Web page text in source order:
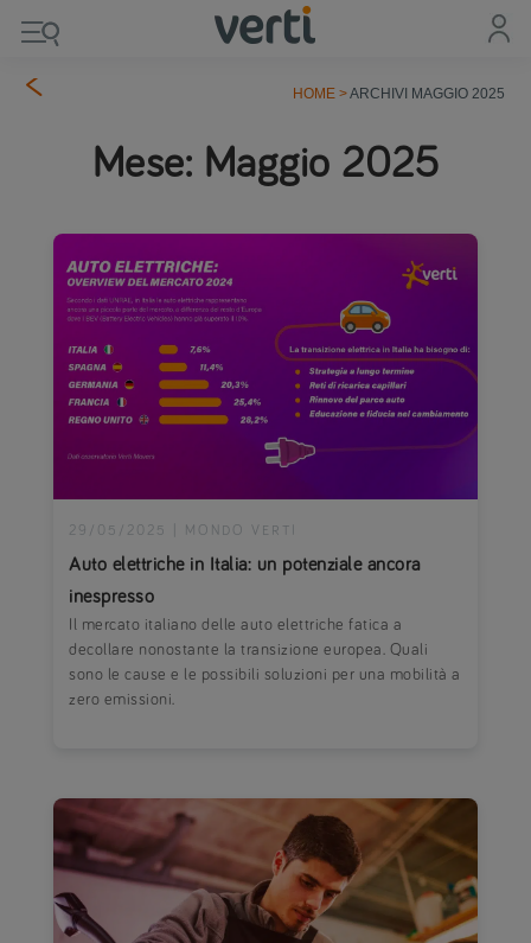
HOME>ARCHIVI MAGGIO 2025
Mese: Maggio 2025
Auto elettriche in Italia: un potenziale ancora
inespresso
29/05/2025 MONDO VERTI
Il mercato italiano delle auto elettriche fatica a
decollare nonostante la transizione europea. Quali
sono le cause e le possibili soluzioni per una mobilità a
zero emissioni.